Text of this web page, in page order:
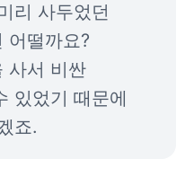
리 사두었던
어떨까요?
사서 비싼
있었기 때문에
죠.